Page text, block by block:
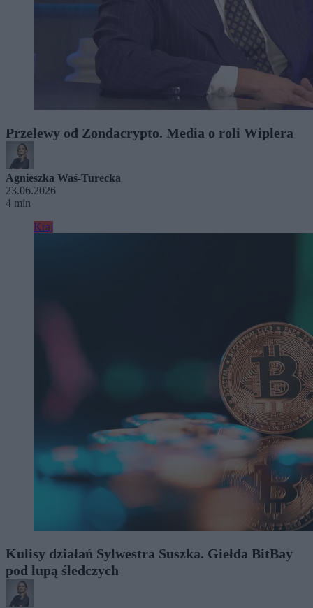
Przelewy od Zondacrypto. Media o roli Wiplera
Agnieszka Waś-Turecka
23.06.2026
4 min
Kraj
Kulisy działań Sylwestra Suszka. Giełda BitBay
pod lupą śledczych